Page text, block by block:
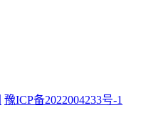
豫ICP备2022004233号-1